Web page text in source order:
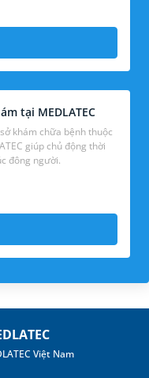
tại MEDLATEC
khám chữa bệnh thuộc
giúp chủ động thời
hạn chế tiếp xúc đông người.
Việt Nam